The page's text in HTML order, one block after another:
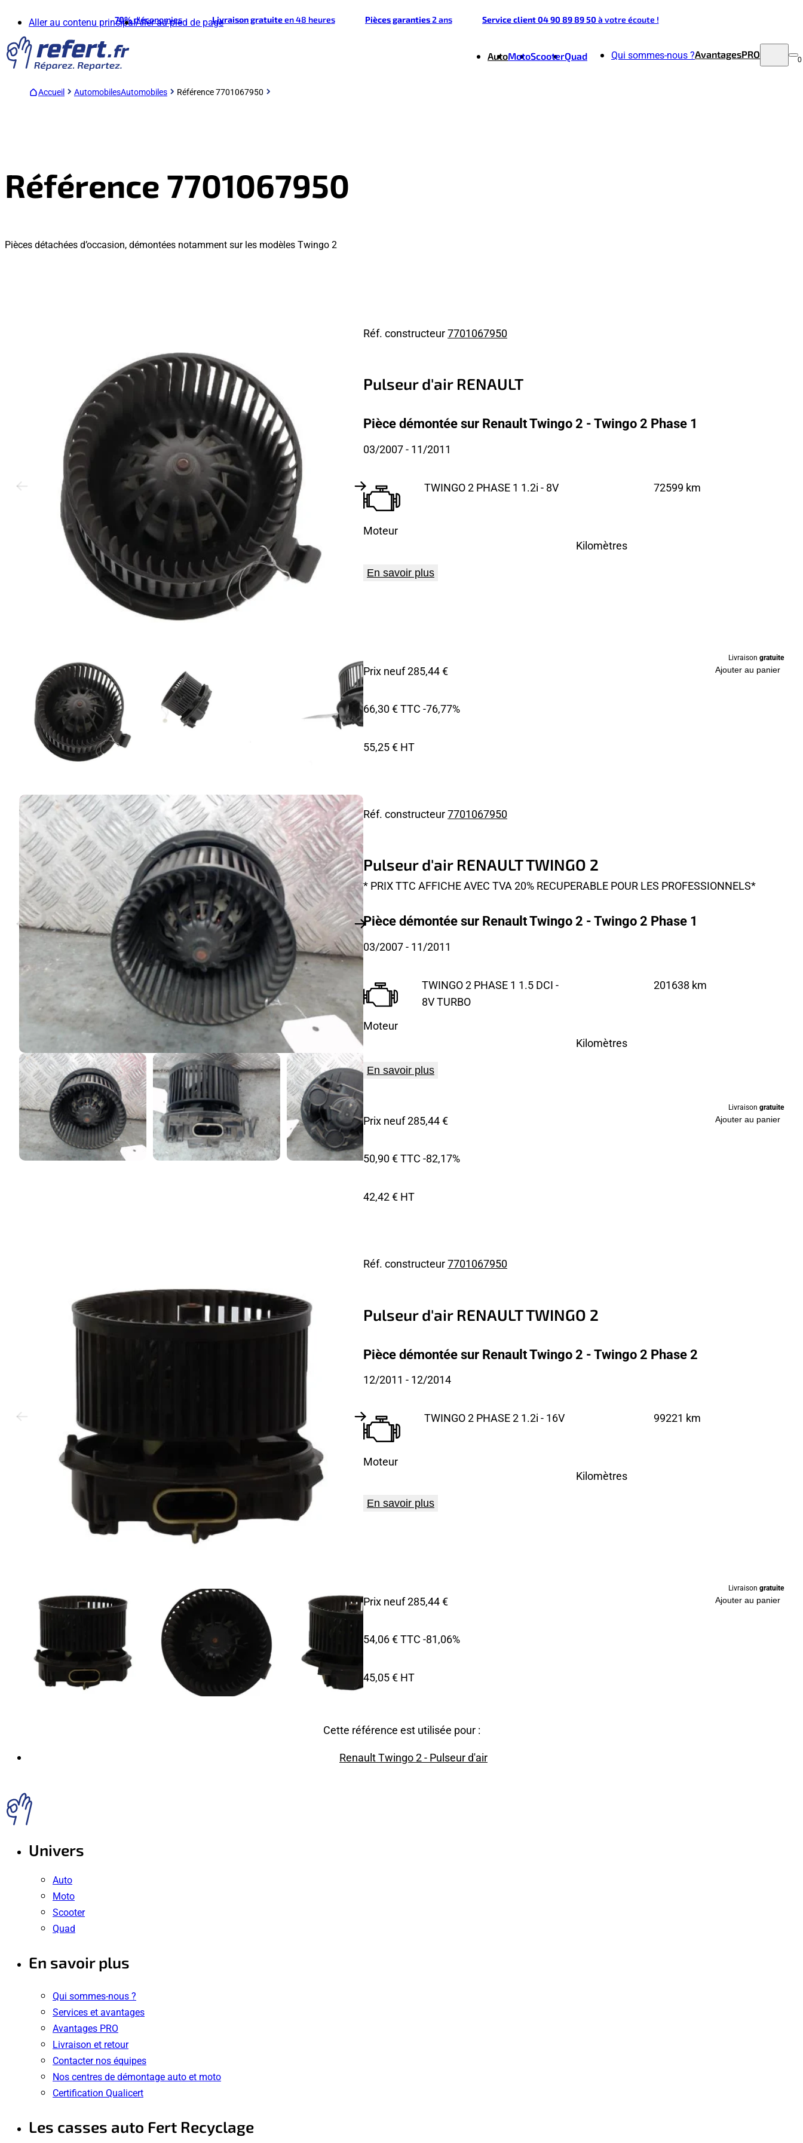
Aller au contenu principalAller au pied de page
70%d'économies Livraison gratuiteen 48 heures Pièces garanties2 ans Service client 04 90 89 89 50à votre écoute !
AutoMotoScooterQuad Qui sommes-nous ?AvantagesPRO 0
Accueil AutomobilesAutomobiles Référence 7701067950
Référence 7701067950
Pièces détachées d’occasion, démontées notamment sur les modèles Twingo 2
Réf. constructeur7701067950
Pulseur d'air RENAULT
Pièce démontée sur Renault Twingo 2 - Twingo 2 Phase 1
03/2007- 11/2011
Moteur
TWINGO 2 PHASE 1 1.2i - 8V
Kilomètres
72599 km
En savoir plus
Prix neuf 285,44 €
66,30 € TTC -76,77%
55,25 € HT
Livraison gratuite
Ajouter au panier
Réf. constructeur7701067950
Pulseur d'air RENAULT TWINGO 2
* PRIX TTC AFFICHE AVEC TVA 20% RECUPERABLE POUR LES PROFESSIONNELS*
Pièce démontée sur Renault Twingo 2 - Twingo 2 Phase 1
03/2007- 11/2011
Moteur
TWINGO 2 PHASE 1 1.5 DCI -
8V TURBO
Kilomètres
201638 km
En savoir plus
Prix neuf 285,44 €
50,90 € TTC -82,17%
42,42 € HT
Livraison gratuite
Ajouter au panier
Réf. constructeur7701067950
Pulseur d'air RENAULT TWINGO 2
Pièce démontée sur Renault Twingo 2 - Twingo 2 Phase 2
12/2011 - 12/2014
Moteur
TWINGO 2 PHASE 2 1.2i - 16V
Kilomètres
99221 km
En savoir plus
Prix neuf 285,44 €
54,06 € TTC -81,06%
45,05 € HT
Livraison gratuite
Ajouter au panier
Cette référence est utilisée pour :
Renault Twingo 2 - Pulseur d'air
Univers
Auto
Moto
Scooter
Quad
En savoir plus
Qui sommes-nous ?
Services et avantages
Avantages PRO
Livraison et retour
Contacter nos équipes
Nos centres de démontage auto et moto
Certification Qualicert
Les casses auto Fert Recyclage